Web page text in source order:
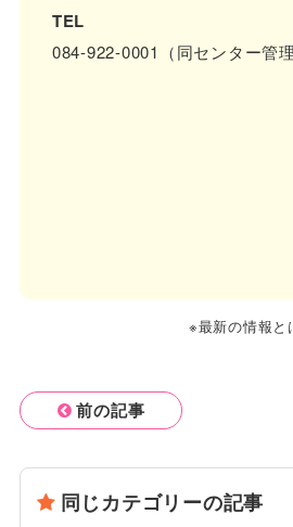
TEL
084-922-0001（同センター管理
※最新の情報と
前の記事
同じカテゴリーの記事